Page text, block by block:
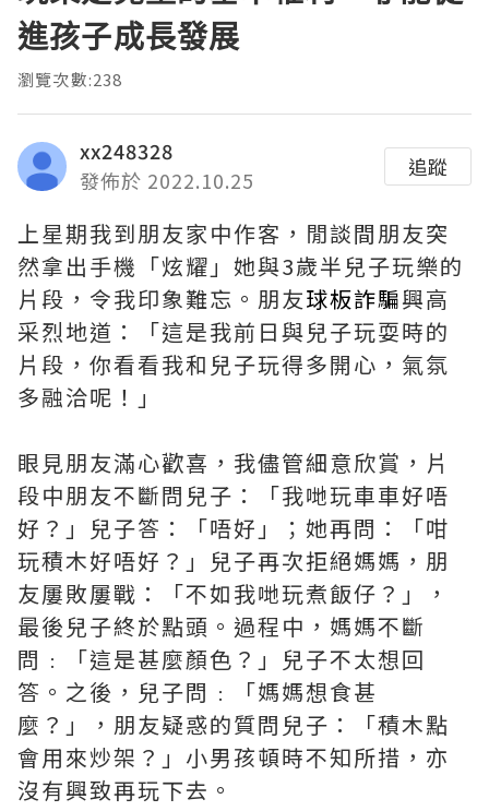
進孩子成長發展
瀏覽次數:238
xx248328
發佈於 2022.10.25
追蹤
上星期我到朋友家中作客，閒談間朋友突
然拿出手機「炫耀」她與3歲半兒子玩樂的
片段，令我印象難忘。朋友球板詐騙興高
采烈地道：「這是我前日與兒子玩耍時的
片段，你看看我和兒子玩得多開心，氣氛
多融洽呢！」
眼見朋友滿心歡喜，我儘管細意欣賞，片
段中朋友不斷問兒子：「我哋玩車車好唔
好？」兒子答：「唔好」；她再問：「咁
玩積木好唔好？」兒子再次拒絕媽媽，朋
友屢敗屢戰：「不如我哋玩煮飯仔？」，
最後兒子終於點頭。過程中，媽媽不斷
問﹕「這是甚麼顏色？」兒子不太想回
答。之後，兒子問﹕「媽媽想食甚
麼？」，朋友疑惑的質問兒子：「積木點
會用來炒架？」小男孩頓時不知所措，亦
沒有興致再玩下去。